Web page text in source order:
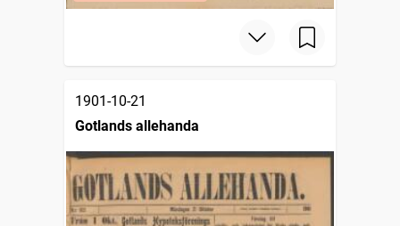
1901-10-21
Gotlands allehanda